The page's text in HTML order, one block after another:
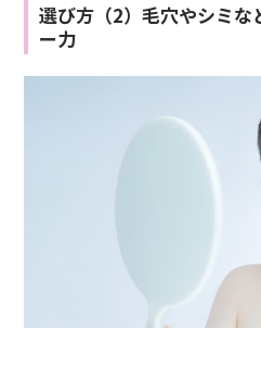
選び方（2）毛穴やシミ
ー力